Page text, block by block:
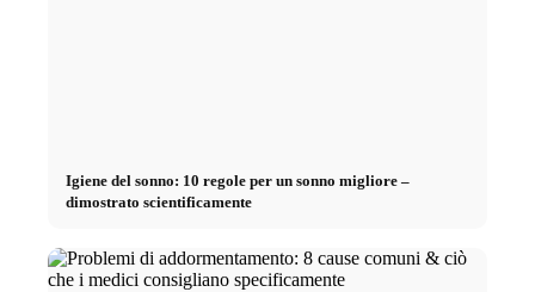
Igiene del sonno: 10 regole per un sonno migliore –
dimostrato scientificamente